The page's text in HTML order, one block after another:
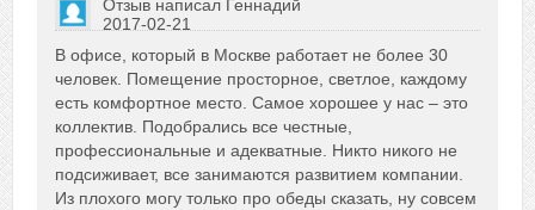
Отзыв написал Геннадий
2017-02-21
+2
Сказать друзьям об отзыве
В офисе, который в Москве работает не более 30
человек. Помещение просторное, светлое, каждому
есть комфортное место. Самое хорошее у нас – это
коллектив. Подобрались все честные,
профессиональные и адекватные. Никто никого не
подсиживает, все занимаются развитием компании.
Из плохого могу только про обеды сказать, ну совсем